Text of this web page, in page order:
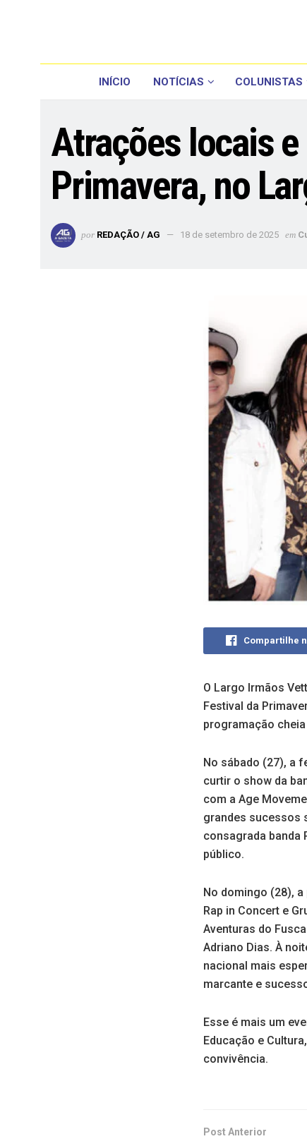
INÍCIO NOTÍCIAS COLUNISTAS
Atrações locais
Primavera, no
por REDAÇÃO / AG 18 de setembro de 2025 em
Compartilhe
O Largo Irmãos
Festival da
programação
No sábado (27), a
curtir o show da
com a Age
grandes sucessos
consagrada banda
público.
No domingo (28),
Rap in Concert e
Aventuras do
Adriano Dias. À
nacional mais
marcante e
Esse é mais um
Educação e
convivência.
Post Anterior